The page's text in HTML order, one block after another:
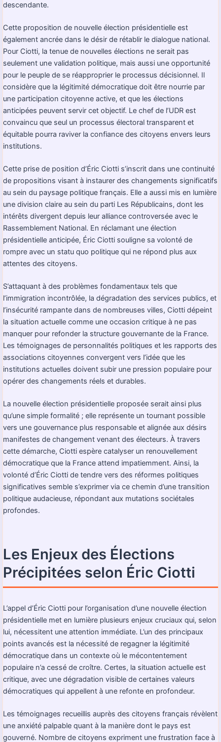
descendante.
Cette proposition de nouvelle élection présidentielle est
également ancrée dans le désir de rétablir le dialogue national.
Pour Ciotti, la tenue de nouvelles élections ne serait pas
seulement une validation politique, mais aussi une opportunité
pour le peuple de se réapproprier le processus décisionnel. Il
considère que la légitimité démocratique doit être nourrie par
une participation citoyenne active, et que les élections
anticipées peuvent servir cet objectif. Le chef de l’UDR est
convaincu que seul un processus électoral transparent et
équitable pourra raviver la confiance des citoyens envers leurs
institutions.
Cette prise de position d’Éric Ciotti s’inscrit dans une continuité
de propositions visant à instaurer des changements significatifs
au sein du paysage politique français. Elle a aussi mis en lumière
une division claire au sein du parti Les Républicains, dont les
intérêts divergent depuis leur alliance controversée avec le
Rassemblement National. En réclamant une élection
présidentielle anticipée, Éric Ciotti souligne sa volonté de
rompre avec un statu quo politique qui ne répond plus aux
attentes des citoyens.
S’attaquant à des problèmes fondamentaux tels que
l’immigration incontrôlée, la dégradation des services publics, et
l’insécurité rampante dans de nombreuses villes, Ciotti dépeint
la situation actuelle comme une occasion critique à ne pas
manquer pour refonder la structure gouvernante de la France.
Les témoignages de personnalités politiques et les rapports des
associations citoyennes convergent vers l’idée que les
institutions actuelles doivent subir une pression populaire pour
opérer des changements réels et durables.
La nouvelle élection présidentielle proposée serait ainsi plus
qu’une simple formalité ; elle représente un tournant possible
vers une gouvernance plus responsable et alignée aux désirs
manifestes de changement venant des électeurs. À travers
cette démarche, Ciotti espère catalyser un renouvellement
démocratique que la France attend impatiemment. Ainsi, la
volonté d’Éric Ciotti de tendre vers des réformes politiques
significatives semble s’exprimer via ce chemin d’une transition
politique audacieuse, répondant aux mutations sociétales
profondes.
Les Enjeux des Élections
Précipitées selon Éric Ciotti
L’appel d’Éric Ciotti pour l’organisation d’une nouvelle élection
présidentielle met en lumière plusieurs enjeux cruciaux qui, selon
lui, nécessitent une attention immédiate. L’un des principaux
points avancés est la nécessité de regagner la légitimité
démocratique dans un contexte où le mécontentement
populaire n’a cessé de croître. Certes, la situation actuelle est
critique, avec une dégradation visible de certaines valeurs
démocratiques qui appellent à une refonte en profondeur.
Les témoignages recueillis auprès des citoyens français révèlent
une anxiété palpable quant à la manière dont le pays est
gouverné. Nombre de citoyens expriment une frustration face à